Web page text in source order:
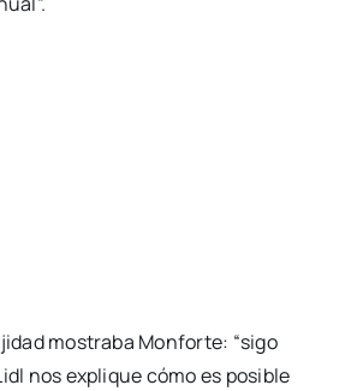
mos­tra­ba Mon­for­te: “sigo
nos expli­que cómo es posi­ble